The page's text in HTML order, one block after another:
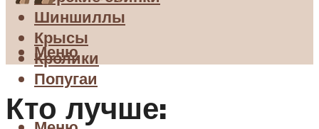
Шиншиллы
Крысы
Кролики
Попугаи
Меню
Кто лучше: